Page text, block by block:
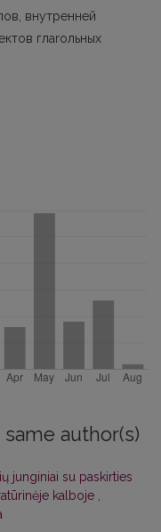
внутренней
глаroльных
author(s)
junginiai su paskirties
kalboje